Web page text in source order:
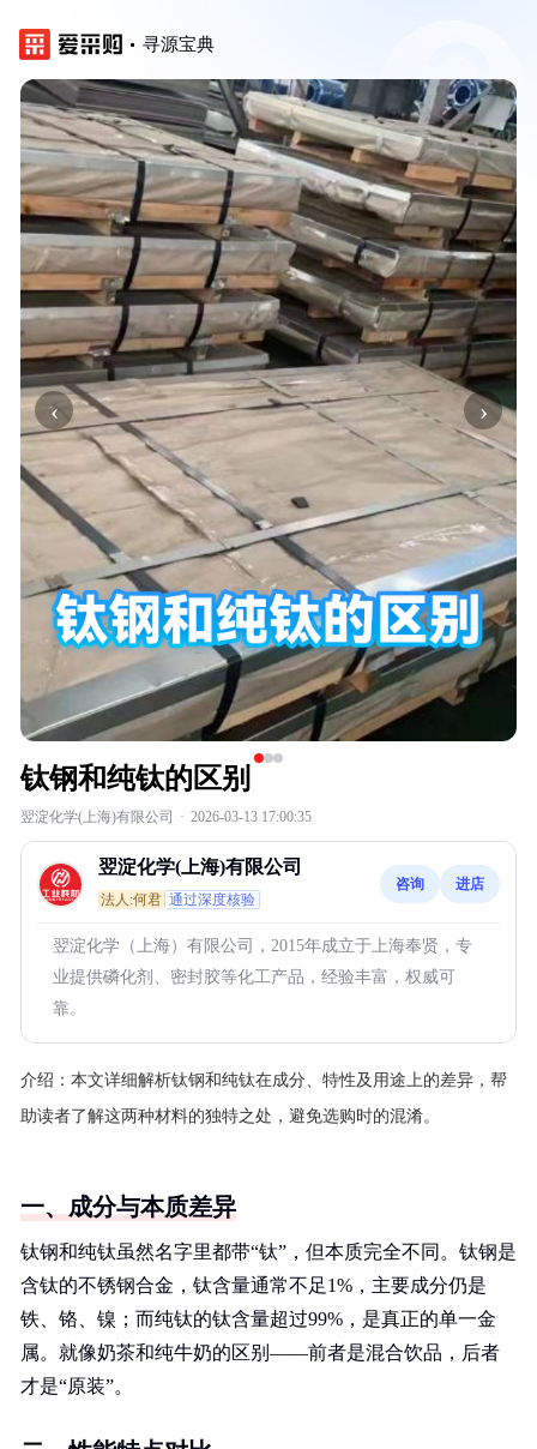
寻源宝典
‹ ›
钛钢和纯钛的区别
翌淀化学(上海)有限公司 · 2026-03-13 17:00:35
翌淀化学(上海)有限公司
法人:何君 通过深度核验
咨询 进店
翌淀化学（上海）有限公司，2015年成立于上海奉贤，专
业提供磷化剂、密封胶等化工产品，经验丰富，权威可
靠。
介绍： 本文详细解析钛钢和纯钛在成分、特性及用途上的差异，帮
助读者了解这两种材料的独特之处，避免选购时的混淆。
一、成分与本质差异
钛钢和纯钛虽然名字里都带“钛”，但本质完全不同。钛钢是
含钛的不锈钢合金，钛含量通常不足1%，主要成分仍是
铁、铬、镍；而纯钛的钛含量超过99%，是真正的单一金
属。就像奶茶和纯牛奶的区别——前者是混合饮品，后者
才是“原装”。